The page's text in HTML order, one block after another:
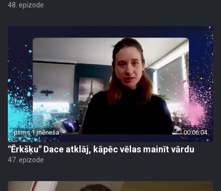
48. epizode
pirms 1 mēneša 00:06:04
"Ērkšķu" Dace atklāj, kāpēc vēlas mainīt vārdu
47. epizode